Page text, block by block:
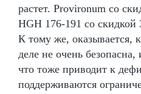
растет. Provironum со
HGH 176-191 со скидкой
К тому же, оказывается,
деле не очень
что тоже приводит к
поддерживаются